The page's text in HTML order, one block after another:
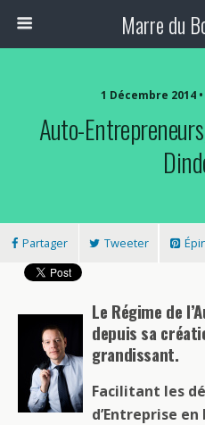
Marre du
1 Décembre 2014
Auto-
Partager Tweeter
Le Régime de
depuis sa
grandissant.
Facilitant les
d’Entreprise